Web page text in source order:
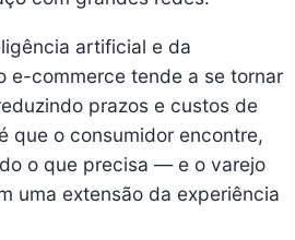
artificial e da
e-commerce tende a se tornar
prazos e custos de
que o consumidor encontre,
o que precisa — e o varejo
uma extensão da experiência